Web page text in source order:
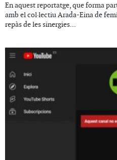
En aquest reportatge, que forma
amb el col·lectiu Arada-Eina de
repàs de les sinergies...